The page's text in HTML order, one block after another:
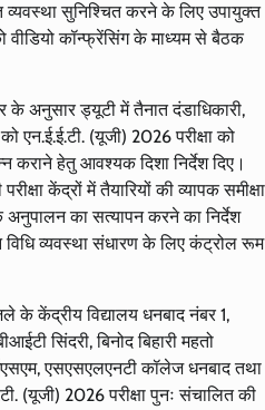
व्यवस्था सुनिश्चित करने के लिए उपायुक्त
वीडियो कॉन्फ्रेंसिंग के माध्यम से बैठक
अनुसार ड्यूटी में तैनात दंडाधिकारी,
एन.ई.ई.टी. (यूजी) 2026 परीक्षा को
कराने हेतु आवश्यक दिशा निर्देश दिए।
केंद्रों में तैयारियों की व्यापक समीक्षा
अनुपालन का सत्यापन करने का निर्देश
विधि व्यवस्था संधारण के लिए कंट्रोल रूम
के केंद्रीय विद्यालय धनबाद नंबर 1,
सिंदरी, बिनोद बिहारी महतो
एसएसएलएनटी कॉलेज धनबाद तथा
(यूजी) 2026 परीक्षा पुनः संचालित की